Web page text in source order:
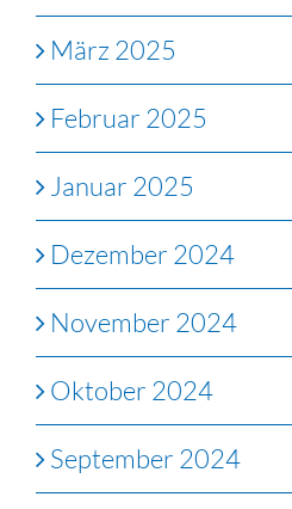
März 2025
Februar 2025
Januar 2025
Dezember 2024
November 2024
Oktober 2024
September 2024